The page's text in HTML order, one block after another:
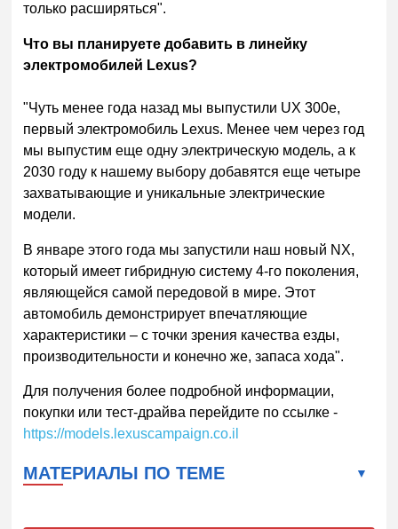
только расширяться".
Что вы планируете добавить в линейку
электромобилей Lexus?
"Чуть менее года назад мы выпустили UX 300e,
первый электромобиль Lexus. Менее чем через год
мы выпустим еще одну электрическую модель, а к
2030 году к нашему выбору добавятся еще четыре
захватывающие и уникальные электрические
модели.
В январе этого года мы запустили наш новый NX,
который имеет гибридную систему 4-го поколения,
являющейся самой передовой в мире. Этот
автомобиль демонстрирует впечатляющие
характеристики – с точки зрения качества езды,
производительности и конечно же, запаса хода".
Для получения более подробной информации,
покупки или тест-драйва перейдите по ссылке -
https://models.lexuscampaign.co.il
МАТЕРИАЛЫ ПО ТЕМЕ